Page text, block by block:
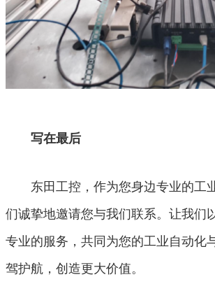
写在最后
东田工控，作为您身边专业的工
们诚挚地邀请您与我们联系。让我们
专业的服务，共同为您的工业自动化
驾护航，创造更大价值。